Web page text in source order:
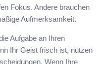
Fokus. Andere brauchen
Aufmerksamkeit.
Aufgabe an Ihren
Ihr Geist frisch ist, nutzen
Wenn Ihre